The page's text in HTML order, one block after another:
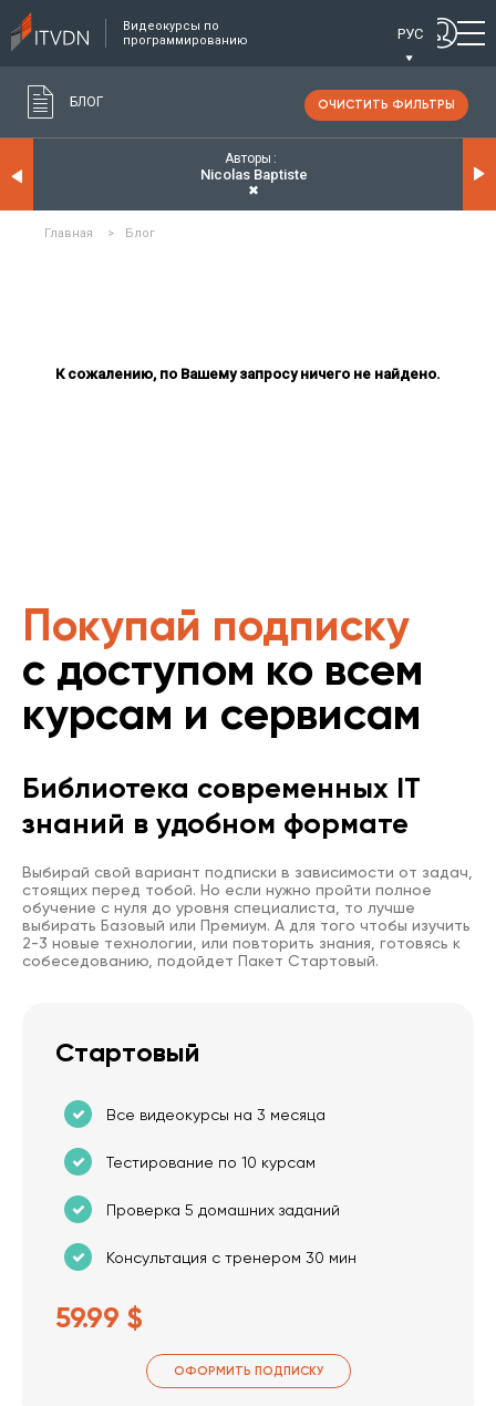
Видеокурсы по
программированию
РУС
БЛОГ ОЧИСТИТЬ ФИЛЬТРЫ
Авторы
Nicolas Baptiste
✖
Главная > Блог
К сожалению, по Вашему запросу ничего не найдено.
Покупай подписку
с доступом ко всем
курсам и сервисам
Библиотека современных IT
знаний в удобном формате
Выбирай свой вариант подписки в зависимости от задач,
стоящих перед тобой. Но если нужно пройти полное
обучение с нуля до уровня специалиста, то лучше
выбирать Базовый или Премиум. А для того чтобы изучить
2-3 новые технологии, или повторить знания, готовясь к
собеседованию, подойдет Пакет Стартовый.
Стартовый
Все видеокурсы на 3 месяца
Тестирование по 10 курсам
Проверка 5 домашних заданий
Консультация с тренером 30 мин
59.99 $
ОФОРМИТЬ ПОДПИСКУ